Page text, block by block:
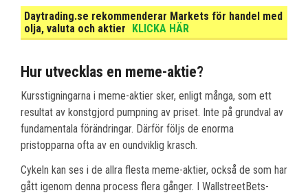
Daytrading.se rekommenderar Markets för handel med
olja, valuta och aktier KLICKA HÄR
Hur utvecklas en meme-aktie?
Kursstigningarna i meme-aktier sker, enligt många, som ett
resultat av konstgjord pumpning av priset. Inte på grundval av
fundamentala förändringar. Därför följs de enorma
pristopparna ofta av en oundviklig krasch.
Cykeln kan ses i de allra flesta meme-aktier, också de som har
gått igenom denna process flera gånger. I WallstreetBets-